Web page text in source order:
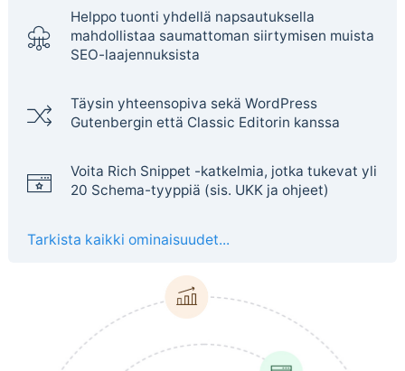
Helppo tuonti yhdellä napsautuksella
mahdollistaa saumattoman siirtymisen muista
SEO-laajennuksista
Täysin yhteensopiva sekä WordPress
Gutenbergin että Classic Editorin kanssa
Voita Rich Snippet -katkelmia, jotka tukevat yli
20 Schema-tyyppiä (sis. UKK ja ohjeet)
Tarkista kaikki ominaisuudet...